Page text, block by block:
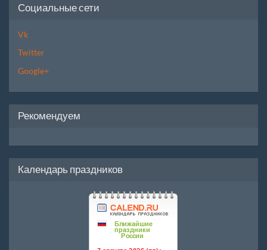
Социальные сети
Vk
Twitter
Google+
Рекомендуем
Календарь праздников